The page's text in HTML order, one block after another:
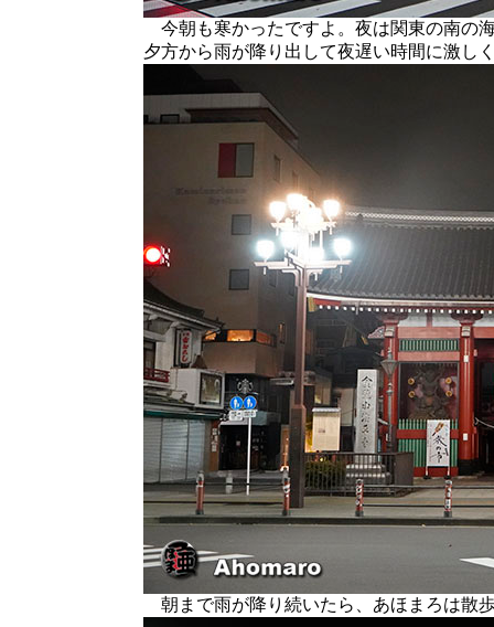
今朝も寒かったですよ。夜は関東の南の
夕方から雨が降り出して夜遅い時間に激し
朝まで雨が降り続いたら、あほまろは散